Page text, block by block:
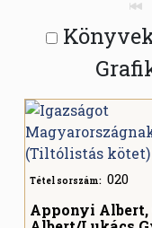
Tétel sorszám: 020
Apponyi